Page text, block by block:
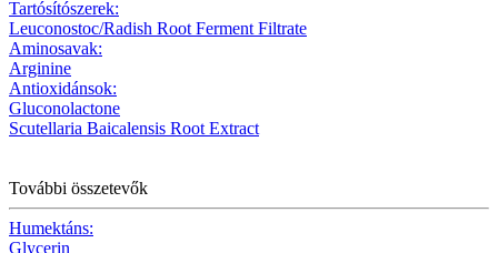
Tartósítószerek:
Leuconostoc/Radish Root Ferment Filtrate
Aminosavak:
Arginine
Antioxidánsok:
Gluconolactone
Scutellaria Baicalensis Root Extract
További összetevők
Humektáns:
Glycerin